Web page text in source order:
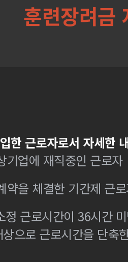
훈련장려금
한 근로자로서 자세한
기업에 재직중인 근로자
약을 체결한 기간제 근
정 근로시간이 36시간
으로 근로시간을 단축